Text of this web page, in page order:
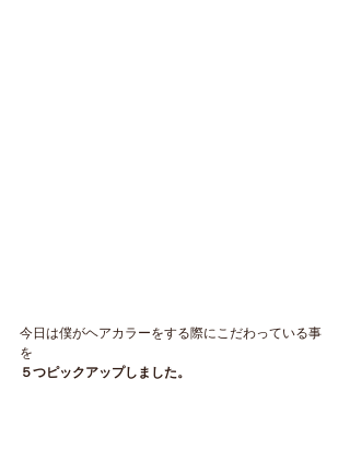
今日は僕がヘアカラーをする際にこだわっている事
を
５つピックアップしました。